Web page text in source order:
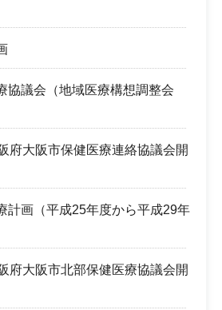
協議会（地域医療構想調整会
府大阪市保健医療連絡協議会開
計画（平成25年度から平成29年
府大阪市北部保健医療協議会開